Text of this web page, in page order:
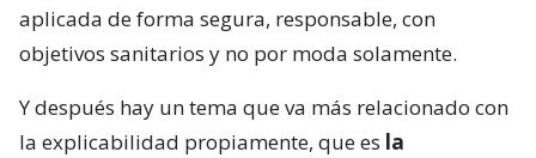
aplicada de forma segura, responsable, con
objetivos sanitarios y no por moda solamente.
Y después hay un tema que va más relacionado con
la explicabilidad propiamente, que es la